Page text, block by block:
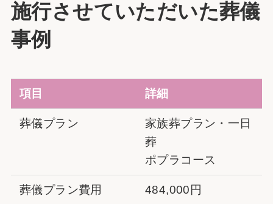
施行させていただいた葬儀
事例
項目 詳細
葬儀プラン
家族葬プラン・一日
葬
ポプラコース
葬儀プラン費用 484,000円